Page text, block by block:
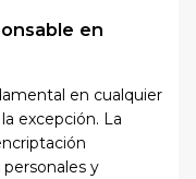
en
en cualquier
excepción. La
y